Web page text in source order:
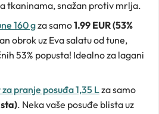
tkaninama, snažan protiv mrlja.
160 gza samo1.99 EUR (53%
obrok uz Eva salatu od tune,
53% popusta! Idealno za lagani
pranje posuđa 1,35 Lza samo
. Neka vaše posuđe blista uz